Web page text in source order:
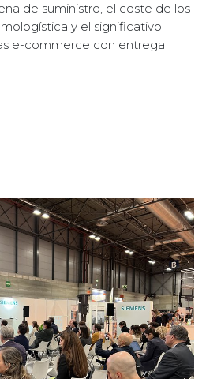
de suministro, el coste de los
y el significativo
e-commerce con entrega